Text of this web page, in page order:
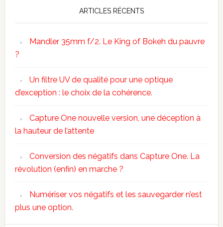
ARTICLES RÉCENTS
Mandler 35mm f/2. Le King of Bokeh du pauvre
?
Un filtre UV de qualité pour une optique
d’exception : le choix de la cohérence.
Capture One nouvelle version, une déception à
la hauteur de l’attente
Conversion des négatifs dans Capture One. La
révolution (enfin) en marche ?
Numériser vos négatifs et les sauvegarder n’est
plus une option.